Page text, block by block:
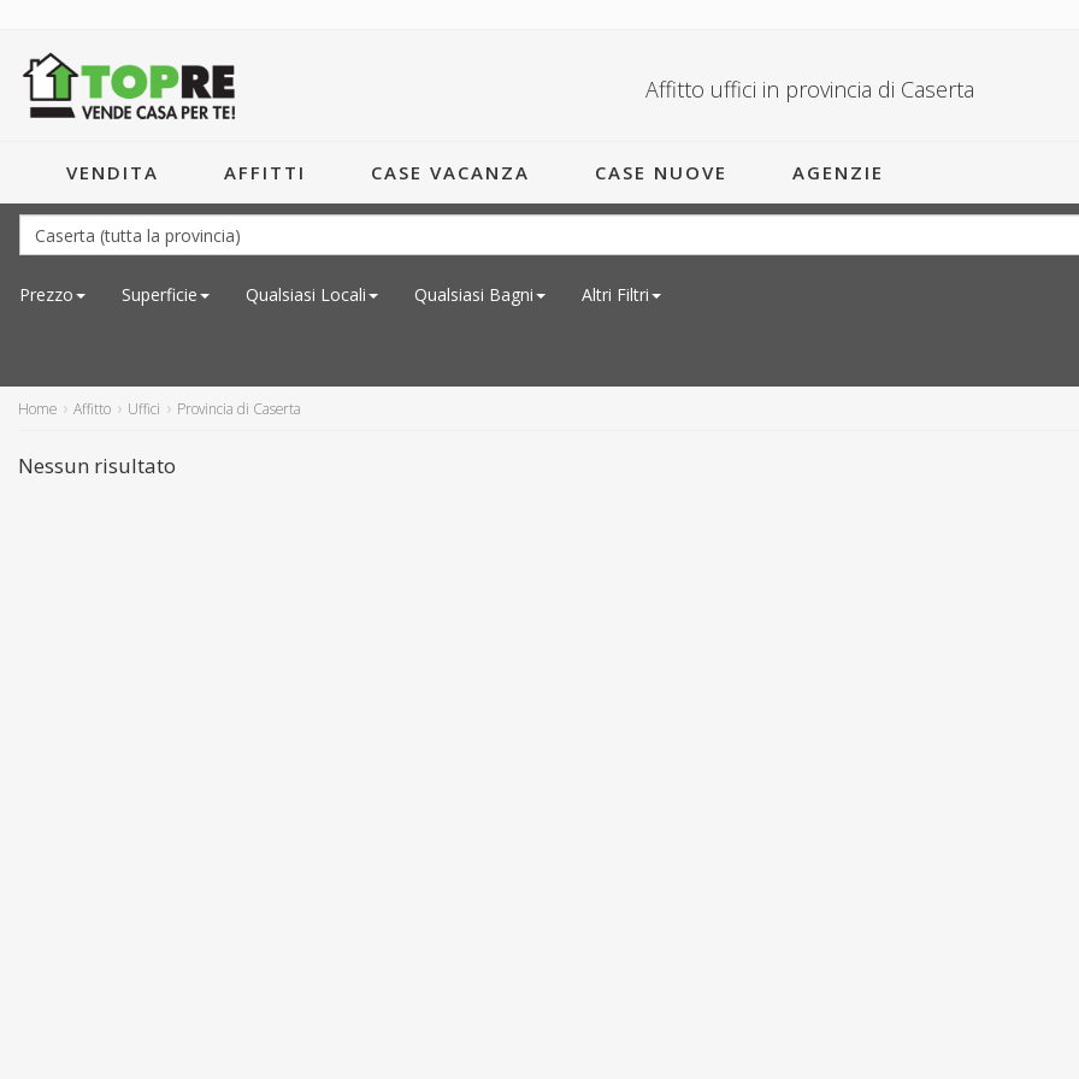
Affitto uffici in provincia di Caserta
VENDITA AFFITTI CASE VACANZA CASE NUOVE AGENZIE
Prezzo Superficie Qualsiasi Locali Qualsiasi Bagni Altri Filtri
Home Affitto Uffici Provincia di Caserta
Nessun risultato